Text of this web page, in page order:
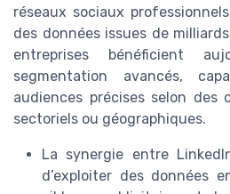
réseaux sociaux
des données issues de
entreprises bénéficient
segmentation avancés,
audiences précises selon des
sectoriels ou géographiques.
La synergie entre
d’exploiter des données